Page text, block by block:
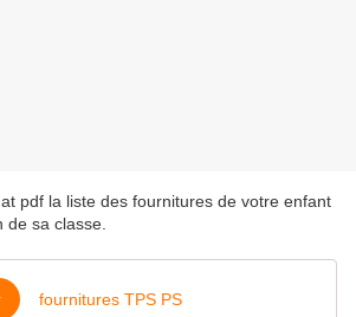
pdf la liste des fournitures de votre enfant
de sa classe.
fournitures TPS PS